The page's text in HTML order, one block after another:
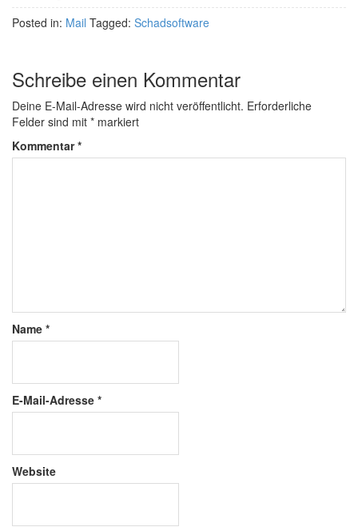
Posted in: Mail Tagged: Schadsoftware
Schreibe einen Kommentar
Deine E-Mail-Adresse wird nicht veröffentlicht. Erforderliche
Felder sind mit * markiert
Kommentar*
Name *
E-Mail-Adresse *
Website